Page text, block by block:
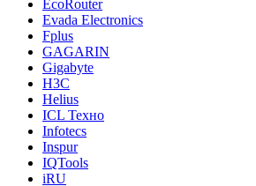
EcoRouter
Evada Electronics
Fplus
GAGARIN
Gigabyte
H3C
Helius
ICL Техно
Infotecs
Inspur
IQTools
iRU